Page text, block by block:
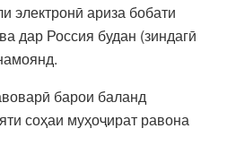
электронӣ ариза бобати
дар Россия будан (зиндагӣ
барои баланд
соҳаи муҳоҷират равона